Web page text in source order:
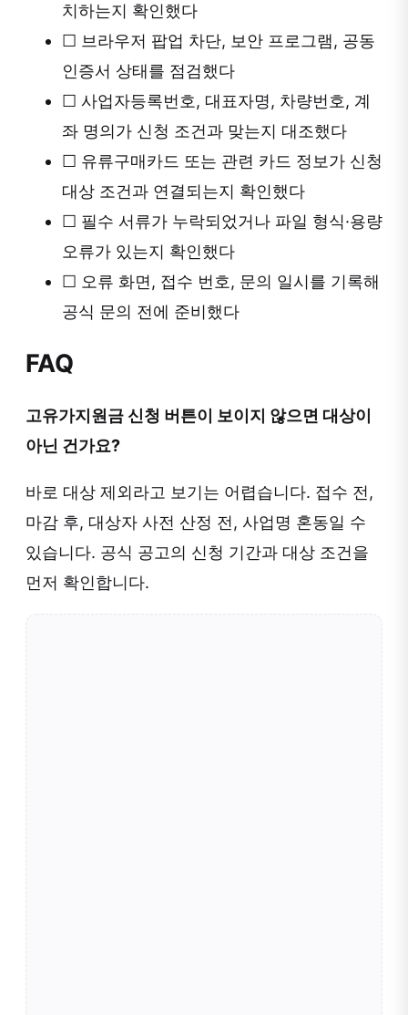
치하는지 확인했다
☐ 브라우저 팝업 차단, 보안 프로그램, 공동
인증서 상태를 점검했다
☐ 사업자등록번호, 대표자명, 차량번호, 계
좌 명의가 신청 조건과 맞는지 대조했다
☐ 유류구매카드 또는 관련 카드 정보가 신청
대상 조건과 연결되는지 확인했다
☐ 필수 서류가 누락되었거나 파일 형식·용량
오류가 있는지 확인했다
☐ 오류 화면, 접수 번호, 문의 일시를 기록해
공식 문의 전에 준비했다
FAQ
고유가지원금 신청 버튼이 보이지 않으면 대상이
아닌 건가요?
바로 대상 제외라고 보기는 어렵습니다. 접수 전,
마감 후, 대상자 사전 산정 전, 사업명 혼동일 수
있습니다. 공식 공고의 신청 기간과 대상 조건을
먼저 확인합니다.